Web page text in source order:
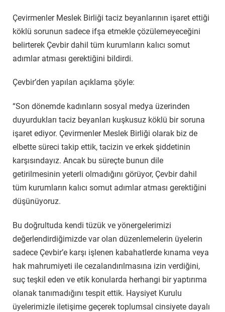
Çevirmenler Meslek Birliği taciz beyanlarının işaret ettiği
köklü sorunun sadece ifşa etmekle çözülemeyeceğini
belirterek Çevbir dahil tüm kurumların kalıcı somut
adımlar atması gerektiğini bildirdi.
Çevbir’den yapılan açıklama şöyle:
“Son dönemde kadınların sosyal medya üzerinden
duyurdukları taciz beyanları kuşkusuz köklü bir soruna
işaret ediyor. Çevirmenler Meslek Birliği olarak biz de
elbette süreci takip ettik, tacizin ve erkek şiddetinin
karşısındayız. Ancak bu süreçte bunun dile
getirilmesinin yeterli olmadığını görüyor, Çevbir dahil
tüm kurumların kalıcı somut adımlar atması gerektiğini
düşünüyoruz.
Bu doğrultuda kendi tüzük ve yönergelerimizi
değerlendirdiğimizde var olan düzenlemelerin üyelerin
sadece Çevbir’e karşı işlenen kabahatlerde kınama veya
hak mahrumiyeti ile cezalandırılmasına izin verdiğini,
suç teşkil eden ve etik konularda herhangi bir yaptırıma
olanak tanımadığını tespit ettik. Haysiyet Kurulu
üyelerimizle iletişime geçerek toplumsal cinsiyete dayalı